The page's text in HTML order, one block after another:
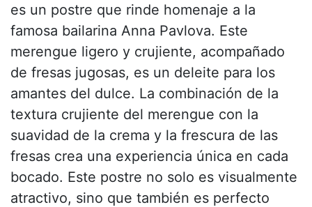
es un postre que rinde homenaje a la
famosa bailarina Anna Pavlova. Este
merengue ligero y crujiente, acompañado
de fresas jugosas, es un deleite para los
amantes del dulce. La combinación de la
textura crujiente del merengue con la
suavidad de la crema y la frescura de las
fresas crea una experiencia única en cada
bocado. Este postre no solo es visualmente
atractivo, sino que también es perfecto